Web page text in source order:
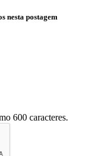
nesta postagem
600 caracteres.